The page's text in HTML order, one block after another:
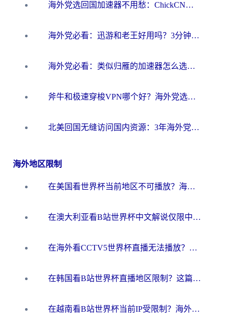
海外党选回国加速器不用愁：ChickCN和洞见哪个好？一篇搞定所有疑问
海外党必看：迅游和老王好用吗？3分钟选对加速国内网络的加速器
海外党必看：类似归雁的加速器怎么选？一篇搞定无缝访问国内资源
斧牛和极速穿梭VPN哪个好？海外党选回国加速器必看的真实对比与避坑指南
北美回国无缝访问国内资源：3年海外党亲测的加速器选择指南
海外地区限制
在美国看世界杯当前地区不可播放？海外党体育观赛终极指南来了！
在澳大利亚看B站世界杯中文解说仅限中国大陆？这篇指南帮你打破限制看遍赛事
在海外看CCTV5世界杯直播无法播放？这篇指南让你和国内球迷同步呐喊
在韩国看B站世界杯直播地区限制？这篇指南让你告别“当前地区不可播放”
在越南看B站世界杯当前IP受限制？海外党体育观赛终极指南来了